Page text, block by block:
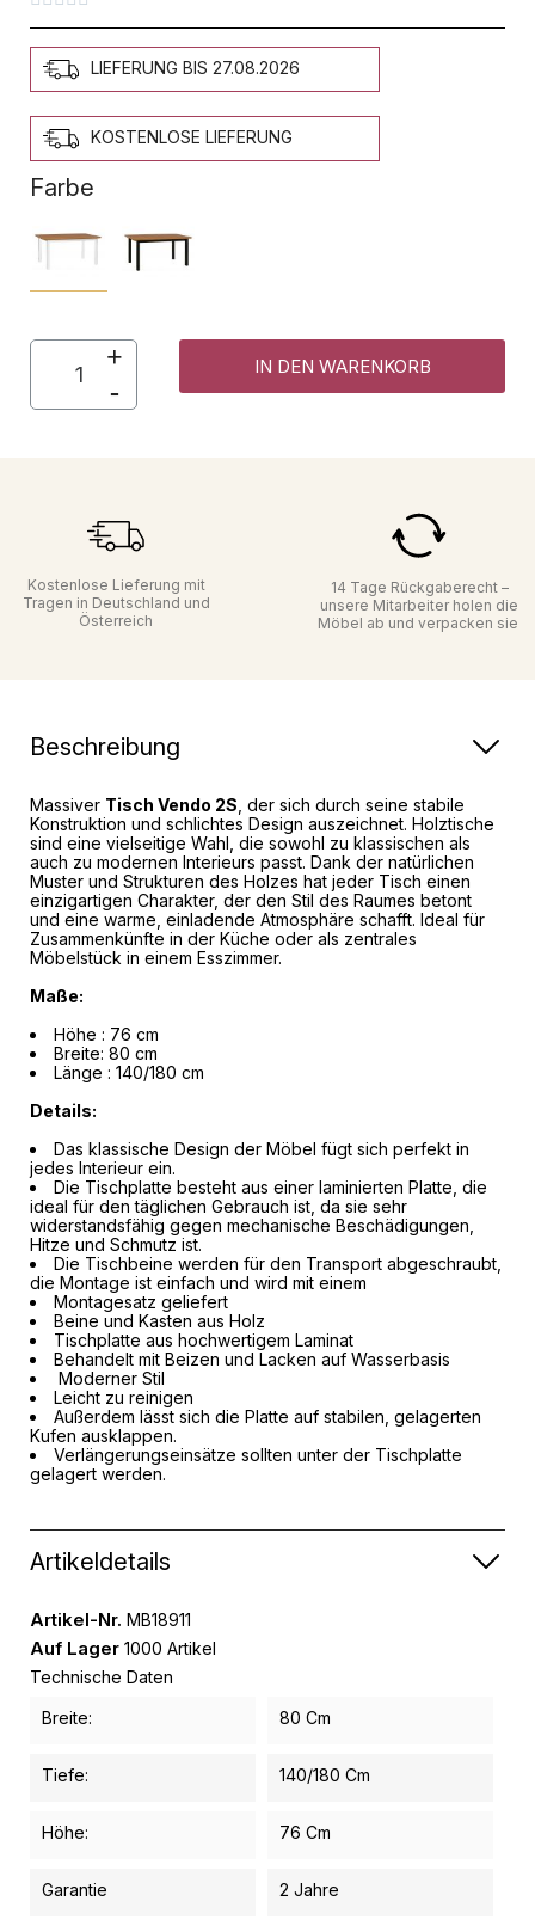
LIEFERUNG BIS 27.08.2026
KOSTENLOSE LIEFERUNG
Farbe
IN DEN WARENKORB
Kostenlose Lieferung mit
Tragen in Deutschland und
Österreich
14 Tage Rückgaberecht –
unsere Mitarbeiter holen die
Möbel ab und verpacken sie
Beschreibung
Massiver Tisch Vendo 2S , der sich durch seine stabile
Konstruktion und schlichtes Design auszeichnet. Holztische
sind eine vielseitige Wahl, die sowohl zu klassischen als
auch zu modernen Interieurs passt. Dank der natürlichen
Muster und Strukturen des Holzes hat jeder Tisch einen
einzigartigen Charakter, der den Stil des Raumes betont
und eine warme, einladende Atmosphäre schafft. Ideal für
Zusammenkünfte in der Küche oder als zentrales
Möbelstück in einem Esszimmer.
Maße:
Höhe : 76 cm
Breite: 80 cm
Länge : 140/180 cm
Details:
Das klassische Design der Möbel fügt sich perfekt in
jedes Interieur ein.
Die Tischplatte besteht aus einer laminierten Platte, die
ideal für den täglichen Gebrauch ist, da sie sehr
widerstandsfähig gegen mechanische Beschädigungen,
Hitze und Schmutz ist.
Die Tischbeine werden für den Transport abgeschraubt,
die Montage ist einfach und wird mit einem
Montagesatz geliefert
Beine und Kasten aus Holz
Tischplatte aus hochwertigem Laminat
Behandelt mit Beizen und Lacken auf Wasserbasis
Moderner Stil
Leicht zu reinigen
Außerdem lässt sich die Platte auf stabilen, gelagerten
Kufen ausklappen.
Verlängerungseinsätze sollten unter der Tischplatte
gelagert werden.
Artikeldetails
Artikel-Nr. MB18911
Auf Lager 1000 Artikel
Technische Daten
Breite:
80 Cm
Tiefe: 140/180 Cm
Höhe: 76 Cm
Garantie 2 Jahre